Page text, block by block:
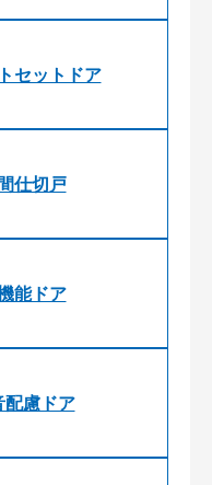
セットドア
仕切戸
能ドア
慮ドア